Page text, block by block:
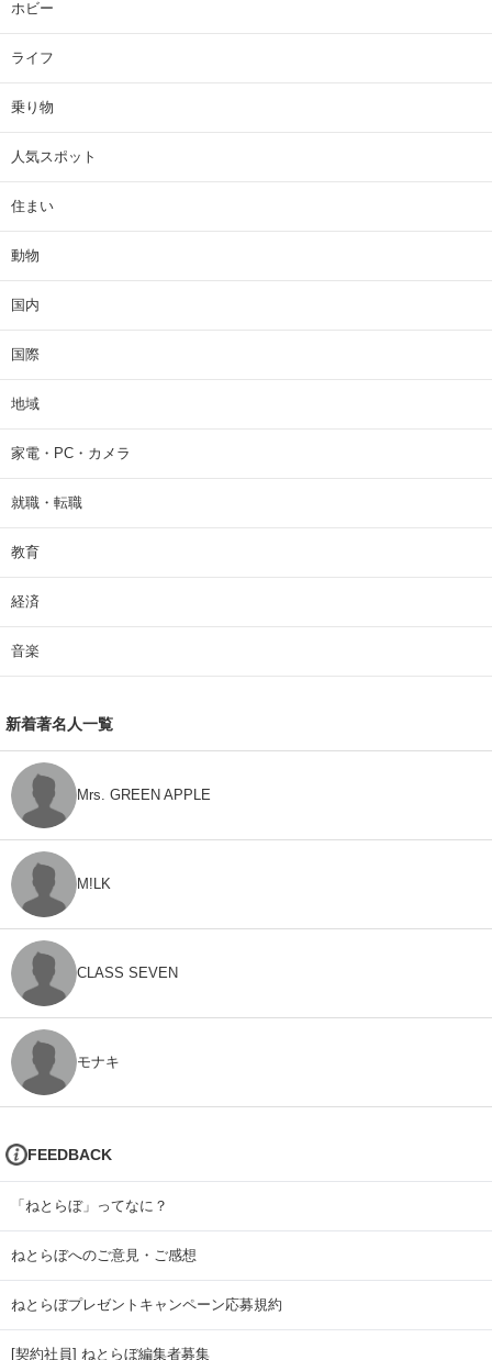
ホビー
ライフ
乗り物
人気スポット
住まい
動物
国内
国際
地域
家電・PC・カメラ
就職・転職
教育
経済
音楽
新着著名人一覧
Mrs. GREEN APPLE
M!LK
CLASS SEVEN
モナキ
FEEDBACK
「ねとらぼ」ってなに？
ねとらぼへのご意見・ご感想
ねとらぼプレゼントキャンペーン応募規約
[契約社員] ねとらぼ編集者募集